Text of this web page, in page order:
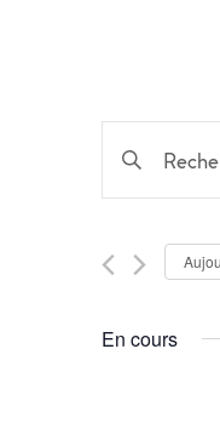
et
de
Saisir
mot-
clé.
mot-
clé.
En cours